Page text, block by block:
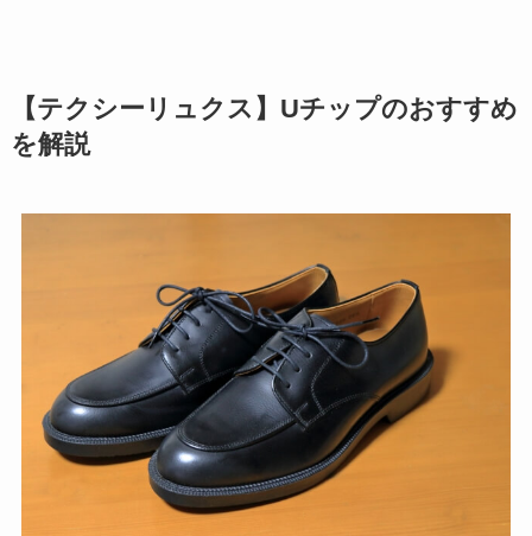
【テクシーリュクス】Uチップのおすすめ
を解説